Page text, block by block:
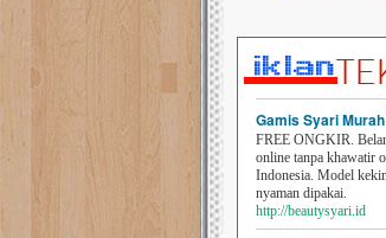
Gamis Syari
FREE ONGKIR.
online tanpa khawatir
Indonesia. Model
nyaman dipakai.
http://beautysyari.id